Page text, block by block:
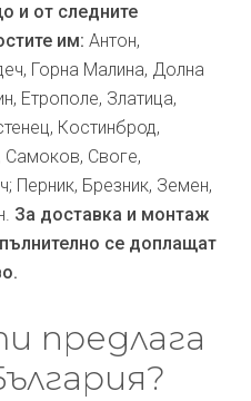
и от следните
им: Антон,
Горна Малина, Долна
Етрополе, Златица,
Костинброд,
Самоков, Своге,
Перник, Брезник, Земен,
За доставка и монтаж
се доплащат
предлага